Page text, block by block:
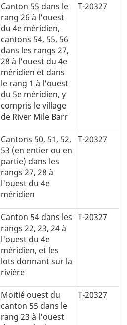
Canton 55 dans le
rang 26 à l'ouest
du 4e méridien,
cantons 54, 55, 56
dans les rangs 27,
28 à l'ouest du 4e
méridien et dans
le rang 1 à l'ouest
du 5e méridien, y
compris le village
de River Mile Barr
T-20327
Cantons 50, 51, 52,
53 (en entier ou en
partie) dans les
rangs 27, 28 à
l'ouest du 4e
méridien
T-20327
Canton 54 dans les
rangs 22, 23, 24 à
l'ouest du 4e
méridien, et les
lots donnant sur la
rivière
T-20327
Moitié ouest du
canton 55 dans le
rang 23 à l'ouest
T-20327